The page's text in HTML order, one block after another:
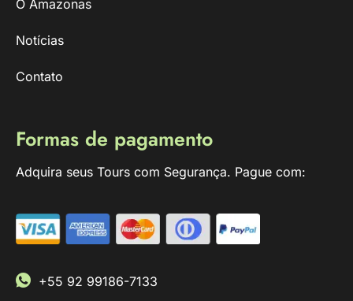
O Amazonas
Notícias
Contato
Formas de pagamento
Adquira seus Tours com Segurança. Pague com:
+55 92 99186-7133